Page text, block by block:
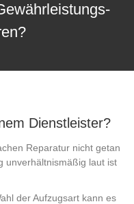
Dienstleister?
Reparatur nicht getan
unverhältnismäßig laut ist
der Aufzugsart kann es